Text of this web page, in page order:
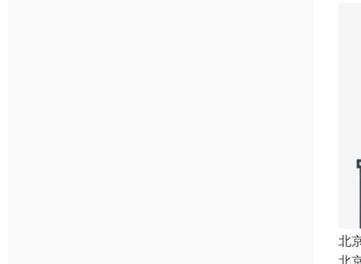
北